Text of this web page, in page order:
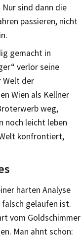
Nur sind dann die
passieren, nicht
gemacht in
verlor seine
Welt der
Wien als Kellner
weg,
noch leicht leben
konfrontiert,
harten Analyse
falsch gelaufen ist.
vom Goldschimmer
Man ahnt schon: